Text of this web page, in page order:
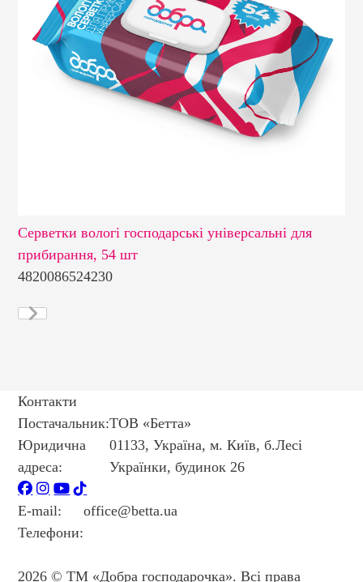
Серветки вологі господарські універсальні для
прибирання, 54 шт
4820086524230
Контакти
Постачальник:ТОВ «Бетта»
Юридична
адреса:
01133, Україна, м. Київ, б.Лесі
Українки, будинок 26
E-mail:
office@betta.ua
Телефони:
2026 © ТМ «Добра господарочка». Всі права